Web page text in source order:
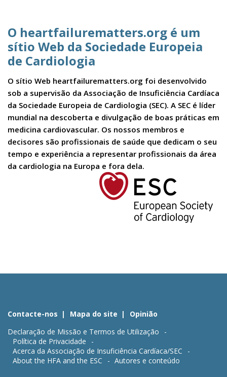
O heartfailurematters.org é um
sítio Web da Sociedade Europeia
de Cardiologia
O sítio Web heartfailurematters.org foi desenvolvido
sob a supervisão da Associação de Insuficiência Cardíaca
da Sociedade Europeia de Cardiologia (SEC). A SEC é líder
mundial na descoberta e divulgação de boas práticas em
medicina cardiovascular. Os nossos membros e
decisores são profissionais de saúde que dedicam o seu
tempo e experiência a representar profissionais da área
da cardiologia na Europa e fora dela.
Contacte-nos Mapa do site
Opinião
Declaração de Missão e Termos de Utilização
Política de Privacidade
Acerca da Associação de Insuficiência Cardíaca/SEC
About the HFA and the ESC
Autores e conteúdo